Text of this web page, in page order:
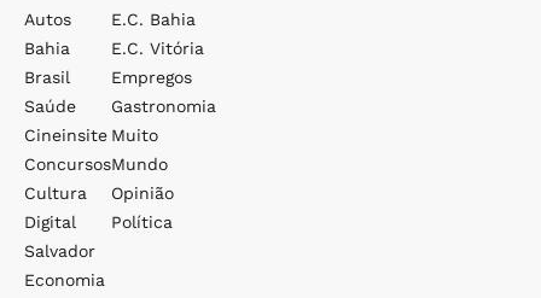
Autos
Bahia
Brasil
Saúde
Cineinsite
Concursos
Cultura
Digital
Salvador
Economia
E.c. Bahia
E.c. Vitória
Empregos
Gastronomia
Muito
Mundo
Opinião
Política